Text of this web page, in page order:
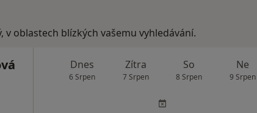
oblastech blízkých vašemu vyhledávání.
Dnes
6 Srpen
Zítra
7 Srpen
So
8 Srpen
Ne
9 Srpen